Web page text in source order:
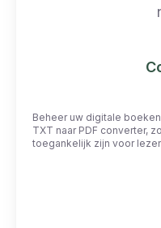
Beheer uw digitale
TXT naar PDF converter,
toegankelijk zijn voor